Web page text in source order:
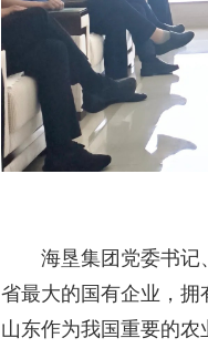
海垦集团党委书记、
省最大的国有企业，拥
山东作为我国重要的